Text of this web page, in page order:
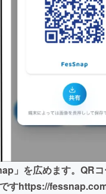
ふるさと納税
」を広めます。QR
すhttps://